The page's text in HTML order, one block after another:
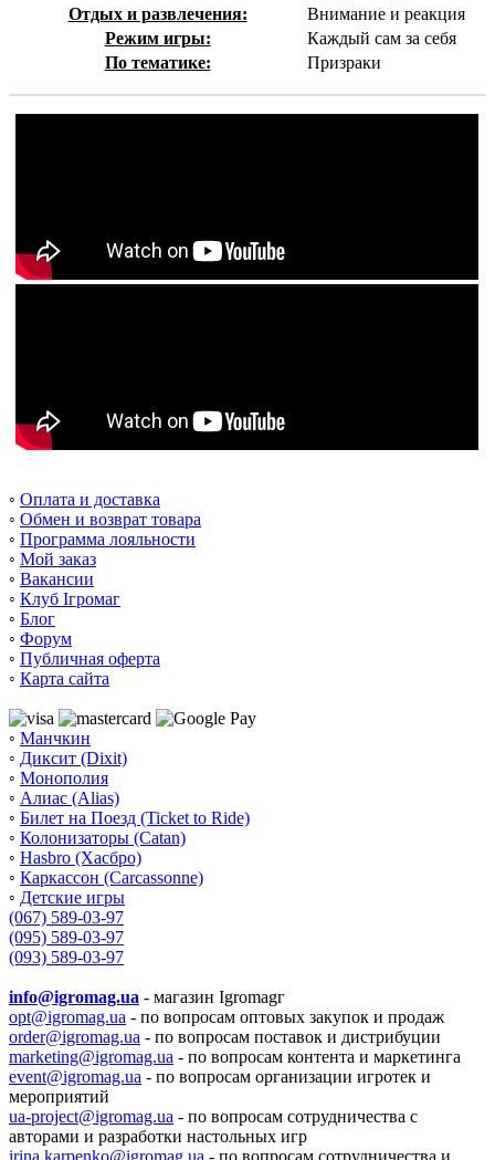
Отдых и развлечения:
Внимание и реакция
Режим игры:
Каждый сам за себя
По тематике:
Призраки
◦ Оплата и доставка
◦ Обмен и возврат товара
◦ Программа лояльности
◦ Мой заказ
◦ Вакансии
◦ Клуб Ігромаг
◦ Блог
◦ Форум
◦ Публичная оферта
◦ Карта сайта
◦ Манчкин
◦ Диксит (Dixit)
◦ Монополия
◦ Алиас (Alias)
◦ Билет на Поезд (Ticket to Ride)
◦ Колонизаторы (Catan)
◦ Hasbro (Хасбро)
◦ Каркассон (Carcassonne)
◦ Детские игры
(067) 589-03-97
(095) 589-03-97
(093) 589-03-97
info@igromag.ua - магазин Igromagг
opt@igromag.ua - по вопросам оптовых закупок и продаж
order@igromag.ua - по вопросам поставок и дистрибуции
marketing@igromag.ua - по вопросам контента и маркетинга
event@igromag.ua - по вопросам организации игротек и
мероприятий
ua-project@igromag.ua - по вопросам сотрудничества с
авторами и разработки настольных игр
irina.karpenko@igromag.ua - по вопросам сотрудничества и